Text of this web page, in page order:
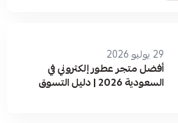
29 يوليو 2026
أفضل متجر عطور إلكتروني في
السعودية 2026 | دليل التسوق